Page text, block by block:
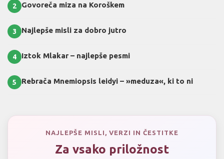
2 Govoreča miza na Koroškem
3 Najlepše misli za dobro jutro
4 Iztok Mlakar – najlepše pesmi
5 Rebrača Mnemiopsis leidyi – »meduza«, ki to ni
NAJLEPŠE MISLI, VERZI IN ČESTITKE
Za vsako priložnost